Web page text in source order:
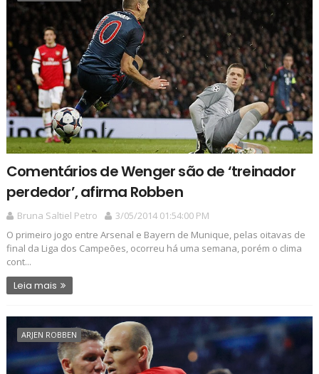
Comentários de Wenger são de ‘treinador
perdedor’, afirma Robben
Bruna Saltiel Petro
3/05/2014 01:54:00 PM
O primeiro jogo entre Arsenal e Bayern de Munique, pelas oitavas de
final da Liga dos Campeões, ocorreu há uma semana, porém o clima
cont...
Leia mais
ARJEN ROBBEN